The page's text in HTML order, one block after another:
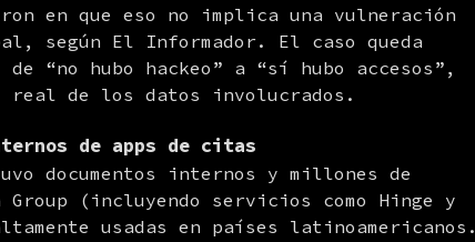
en que eso no implica una vulneración
según El Informador. El caso queda
“no hubo hackeo” a “sí hubo accesos”,
de los datos involucrados.
de apps de citas
documentos internos y millones de
(incluyendo servicios como Hinge y
usadas en países latinoamericanos.